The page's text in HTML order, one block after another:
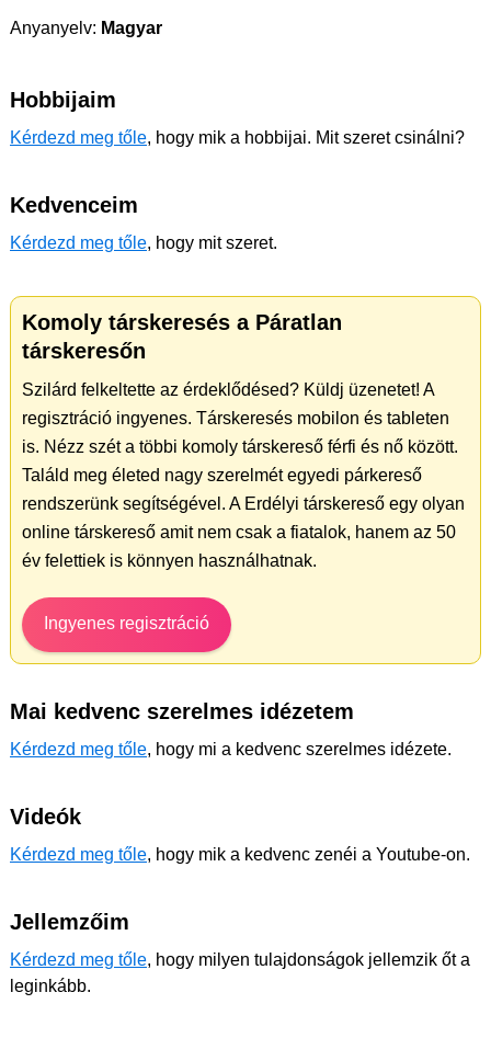
Anyanyelv: Magyar
Hobbijaim
Kérdezd meg tőle, hogy mik a hobbijai. Mit szeret csinálni?
Kedvenceim
Kérdezd meg tőle, hogy mit szeret.
Komoly társkeresés a Páratlan
társkeresőn
Szilárd felkeltette az érdeklődésed? Küldj üzenetet! A
regisztráció ingyenes. Társkeresés mobilon és tableten
is. Nézz szét a többi komoly társkereső férfi és nő között.
Találd meg életed nagy szerelmét egyedi párkereső
rendszerünk segítségével. A Erdélyi társkereső egy olyan
online társkereső amit nem csak a fiatalok, hanem az 50
év felettiek is könnyen használhatnak.
Ingyenes regisztráció
Mai kedvenc szerelmes idézetem
Kérdezd meg tőle, hogy mi a kedvenc szerelmes idézete.
Videók
Kérdezd meg tőle, hogy mik a kedvenc zenéi a Youtube-on.
Jellemzőim
Kérdezd meg tőle, hogy milyen tulajdonságok jellemzik őt a
leginkább.